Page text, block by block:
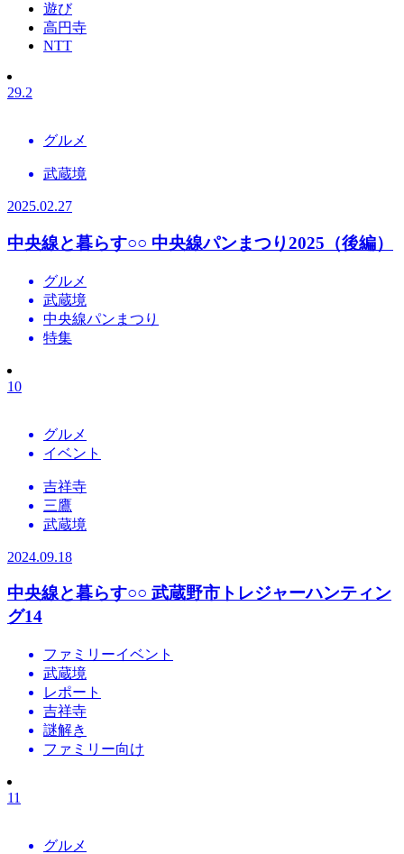
遊び
高円寺
NTT
29.2
グルメ
武蔵境
2025.02.27
中央線と暮らす○○ 中央線パンまつり2025（後編）
グルメ
武蔵境
中央線パンまつり
特集
10
グルメ
イベント
吉祥寺
三鷹
武蔵境
2024.09.18
中央線と暮らす○○ 武蔵野市トレジャーハンティン
グ14
ファミリーイベント
武蔵境
レポート
吉祥寺
謎解き
ファミリー向け
11
グルメ